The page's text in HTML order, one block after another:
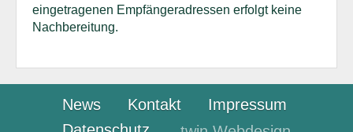
eingetragenen Empfängeradressen erfolgt keine
Nachbereitung.
News Kontakt
Impressum